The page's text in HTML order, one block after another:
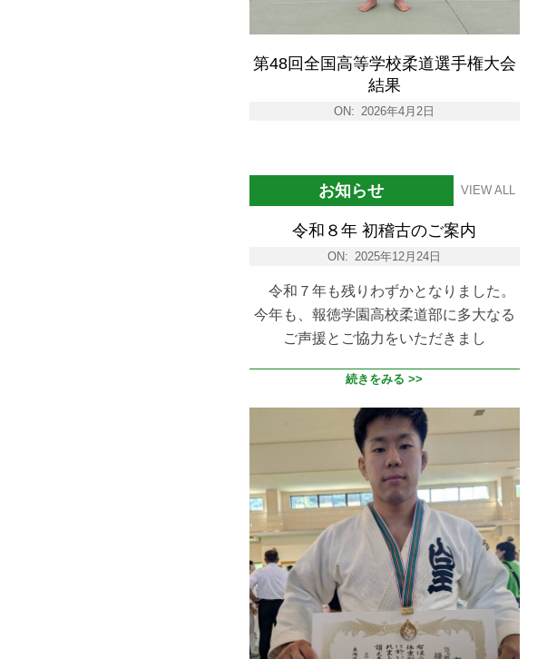
第48回全国高等学校柔道選手権大会
結果
ON: 2026年4月2日
お知らせ VIEW ALL
令和８年 初稽古のご案内
ON: 2025年12月24日
令和７年も残りわずかとなりました。
今年も、報徳学園高校柔道部に多大なる
ご声援とご協力をいただきまし
続きをみる >>